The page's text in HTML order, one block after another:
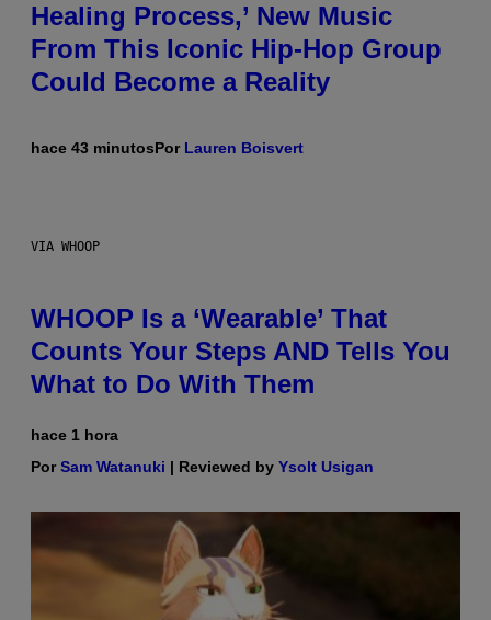
Healing Process,’ New Music
From This Iconic Hip-Hop Group
Could Become a Reality
hace 43 minutosPor Lauren Boisvert
VIA WHOOP
WHOOP Is a ‘Wearable’ That
Counts Your Steps AND Tells You
What to Do With Them
hace 1 hora
PorSam Watanuki | Reviewed by Ysolt Usigan